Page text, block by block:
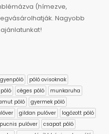
(hímezve,
Nagyobb
póló ovisoknak
céges póló
munkaruha
póló
gyermek póló
gildan pulóver
logózott póló
pulóver
csapat póló